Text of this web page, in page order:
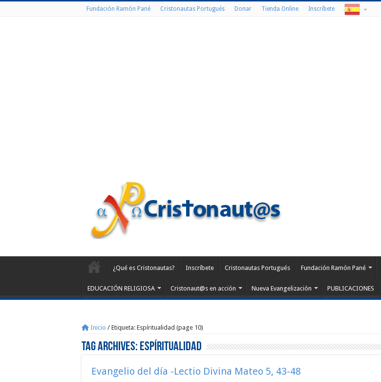
Fundación Ramón Pané Cristonautas Portugués Donar Tienda Online Inscríbete
¿Qué es Cristonautas? Inscríbete Cristonautas Portugués Fundación Ramón Pané
EDUCACIÓN RELIGIOSA Cristonaut@s en acción Nueva Evangelización PUBLICACIONES
Inicio / Etiqueta: Espíritualidad (page 10)
Tag Archives: Espíritualidad
Evangelio del día -Lectio Divina Mateo 5, 43-48